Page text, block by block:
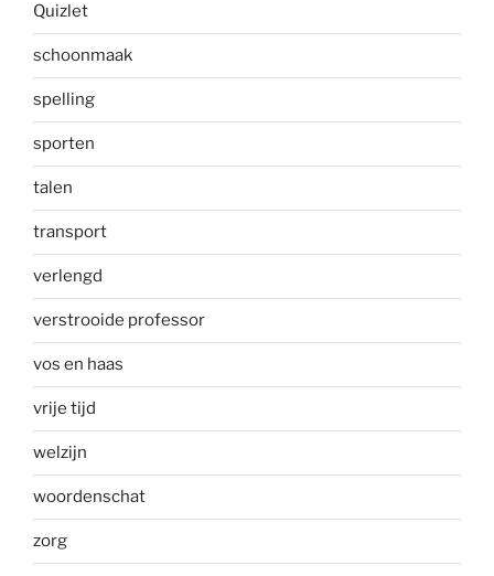
Quizlet
schoonmaak
spelling
sporten
talen
transport
verlengd
verstrooide professor
vos en haas
vrije tijd
welzijn
woordenschat
zorg